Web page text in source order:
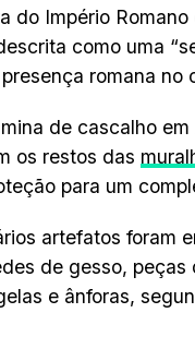
do Império
como uma
romana no
de cascalho
os restos das
para um
artefatos foram
de gesso,
e ânforas,